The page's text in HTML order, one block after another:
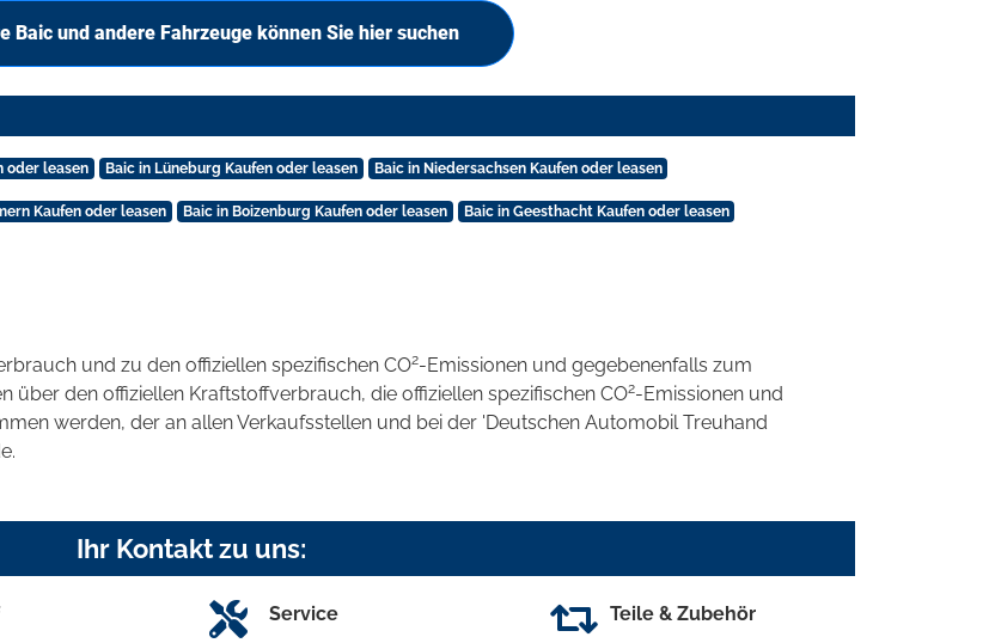
Baic und andere Fahrzeuge können Sie hier suchen
oder leasen Baic in Lüneburg Kaufen oder leasen Baic in Niedersachsen Kaufen oder leasen
Kaufen oder leasen Baic in Boizenburg Kaufen oder leasen Baic in Geesthacht Kaufen oder leasen
und zu den offiziellen spezifischen CO2-Emissionen und gegebenenfalls zum
den offiziellen Kraftstoffverbrauch, die offiziellen spezifischen CO2-Emissionen und
werden, der an allen Verkaufsstellen und bei der 'Deutschen Automobil Treuhand
Ihr Kontakt zu uns:
Service Teile & Zubehör